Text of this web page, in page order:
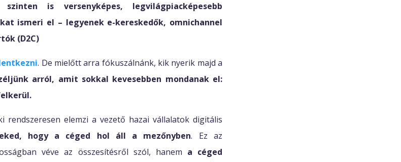
is versenyképes, legvilágpiacképesebb
ismeri el – legyenek e-kereskedők, omnichannel
(D2C)
. De mielőtt arra fókuszálnánk, kik nyerik majd a
arról, amit sokkal kevesebben mondanak el:
rendszeresen elemzi a vezető hazai vállalatok digitális
hogy a céged hol áll a mezőnyben. Ez az
véve az összesítésről szól, hanem a céged